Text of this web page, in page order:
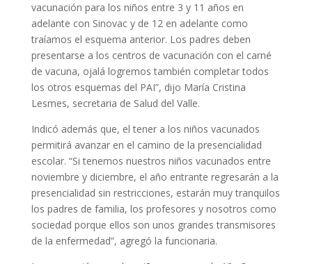
vacunación para los niños entre 3 y 11 años en
adelante con Sinovac y de 12 en adelante como
traíamos el esquema anterior. Los padres deben
presentarse a los centros de vacunación con el carné
de vacuna, ojalá logremos también completar todos
los otros esquemas del PAI”, dijo María Cristina
Lesmes, secretaria de Salud del Valle.
Indicó además que, el tener a los niños vacunados
permitirá avanzar en el camino de la presencialidad
escolar. “Si tenemos nuestros niños vacunados entre
noviembre y diciembre, el año entrante regresarán a la
presencialidad sin restricciones, estarán muy tranquilos
los padres de familia, los profesores y nosotros como
sociedad porque ellos son unos grandes transmisores
de la enfermedad”, agregó la funcionaria.